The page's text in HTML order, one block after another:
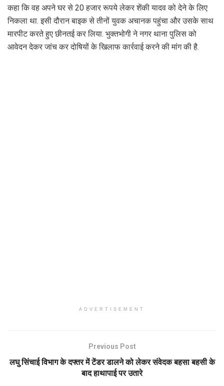
कहा कि वह अपने घर से 20 हजार रूपये लेकर शेंकी यादव को देने के लिए
निकला था. इसी दौरान बाइक से तीनों युवक अचानक पहुंचा और उसके साथ
मारपीट करते हुए छीनतई कर लिया. भुक्तभोगी ने नगर थाना पुलिस को
आवेदन देकर जांच कर दोषियों के खिलाफ कार्रवाई करने की मांग की है.
ADVERTISEMENT
Previous Post
लघु सिंचाई विभाग के दफ्तर में टेंडर डालने को लेकर संवेदक बहसा बहसी के
बाद हाथापाई पर उतारे